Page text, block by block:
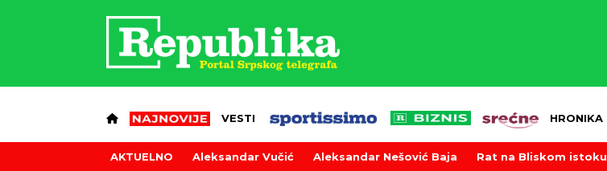
VESTI HRONIKA
AKTUELNO Aleksandar Vučić Aleksandar Nešović Baja Rat na Bliskom istoku